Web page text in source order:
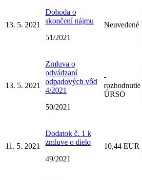
13. 5. 2021
Dohoda o
skončení nájmu
51/2021
Neuvedené
13. 5. 2021
Zmluva o
odvádzaní
odpadových vôd
4/2021
50/2021
-
rozhodnutie
ÚRSO
11. 5. 2021
Dodatok č. 1 k
zmluve o dielo
49/2021
10,44 EUR